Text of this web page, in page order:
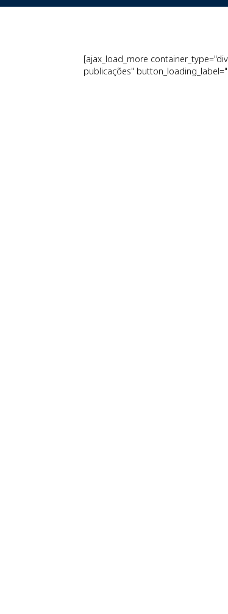
[ajax_load_more
publicações"